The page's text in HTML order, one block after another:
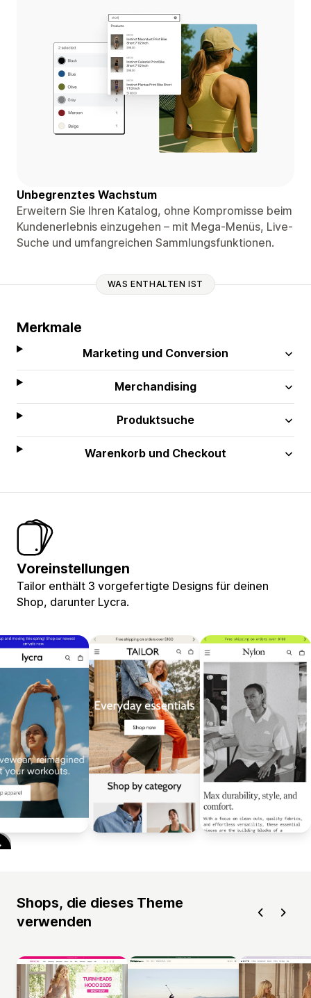
Unbegrenztes Wachstum
Erweitern Sie Ihren Katalog, ohne Kompromisse beim
Kundenerlebnis einzugehen – mit Mega-Menüs, Live-
Suche und umfangreichen Sammlungsfunktionen.
WAS ENTHALTEN IST
Merkmale
Marketing und Conversion
Merchandising
Produktsuche
Warenkorb und Checkout
Voreinstellungen
Tailor enthält 3 vorgefertigte Designs für deinen
Shop, darunter Lycra.
Shops, die dieses Theme
verwenden